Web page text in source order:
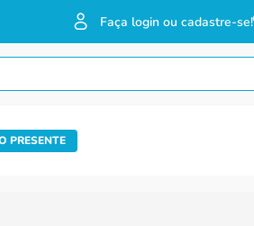
Faça login ou cadastre-se!
PRESENTE